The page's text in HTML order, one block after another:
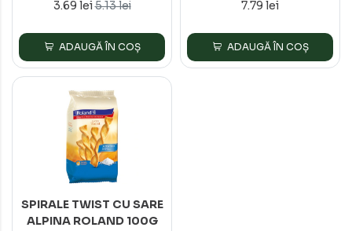
3.69 lei5.13 lei
ADAUGĂ ÎN COȘ
7.79 lei
ADAUGĂ ÎN COȘ
SPIRALE TWIST CU SARE
ALPINA ROLAND 100G